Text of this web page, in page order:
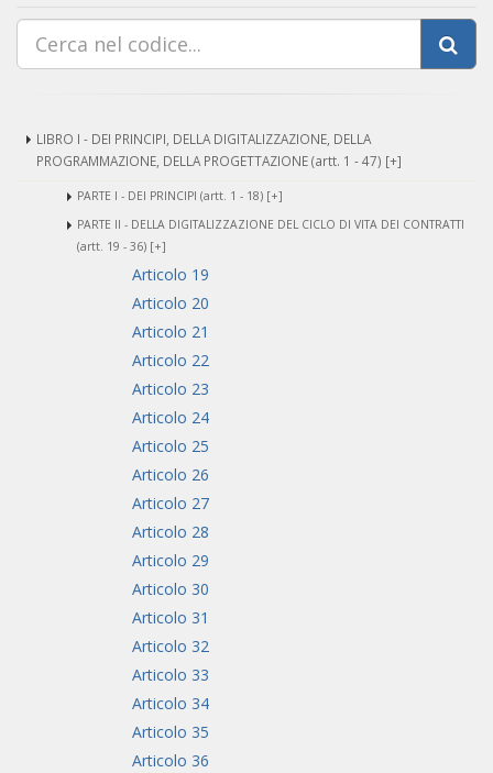
LIBRO I - DEI PRINCIPI, DELLA DIGITALIZZAZIONE, DELLA
PROGRAMMAZIONE, DELLA PROGETTAZIONE (artt. 1 - 47) [+]
PARTE I - DEI PRINCIPI (artt. 1 - 18) [+]
PARTE II - DELLA DIGITALIZZAZIONE DEL CICLO DI VITA DEI CONTRATTI
(artt. 19 - 36) [+]
Articolo 19
Articolo 20
Articolo 21
Articolo 22
Articolo 23
Articolo 24
Articolo 25
Articolo 26
Articolo 27
Articolo 28
Articolo 29
Articolo 30
Articolo 31
Articolo 32
Articolo 33
Articolo 34
Articolo 35
Articolo 36